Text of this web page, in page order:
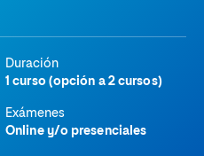
Duración
1 curso (opción a 2 cursos)
Exámenes
Online y/o presenciales